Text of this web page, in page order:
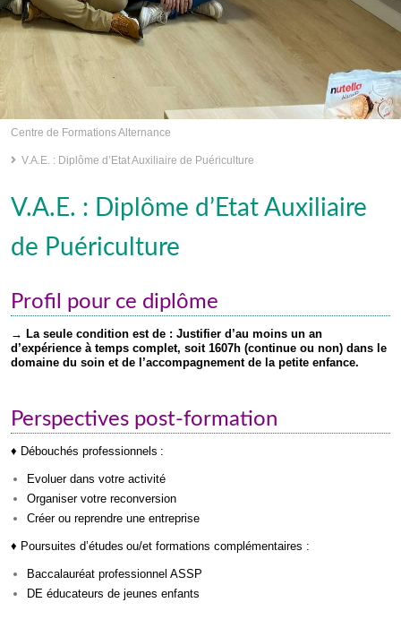
Centre de Formations Alternance
V.A.E. : Diplôme d’Etat Auxiliaire de Puériculture
V.A.E. : Diplôme d’Etat Auxiliaire
de Puériculture
Profil pour ce diplôme
→ La seule condition est de : Justifier d’au moins un an
d’expérience à temps complet, soit 1607h (continue ou non) dans le
domaine du soin et de l’accompagnement de la petite enfance.
Perspectives post-formation
♦ Débouchés professionnels :
Evoluer dans votre activité
Organiser votre reconversion
Créer ou reprendre une entreprise
♦ Poursuites d’études ou/et formations complémentaires :
Baccalauréat professionnel ASSP
DE éducateurs de jeunes enfants